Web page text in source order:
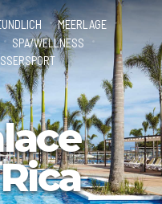
MEERLAGE
SPA/WELLNESS